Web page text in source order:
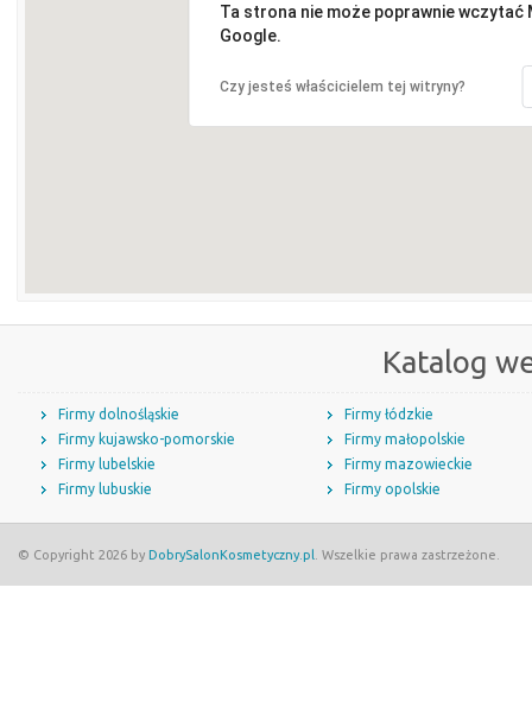
Ta strona nie może poprawnie wczytać
Google.
Czy jesteś właścicielem tej witryny?
Katalog
Firmy dolnośląskie
Firmy kujawsko-pomorskie
Firmy lubelskie
Firmy lubuskie
Firmy łódzkie
Firmy małopolskie
Firmy mazowieckie
Firmy opolskie
© Copyright 2026 by DobrySalonKosmetyczny.pl . Wszelkie prawa zastrzeżone.